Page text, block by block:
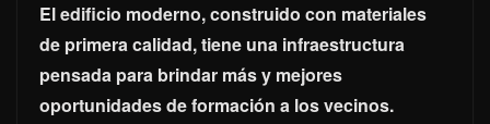
El edificio moderno, construido con materiales
de primera calidad, tiene una infraestructura
pensada para brindar más y mejores
oportunidades de formación a los vecinos.